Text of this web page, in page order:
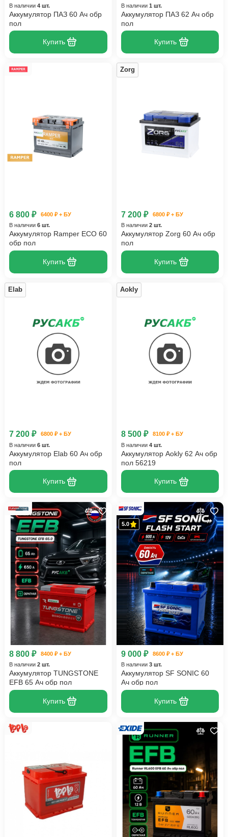
В наличии 4 шт.
Аккумулятор ПАЗ 60 Ач обр
пол
Купить
В наличии 1 шт.
Аккумулятор ПАЗ 62 Ач обр
пол
Купить
6 800 ₽
6400 ₽ + БУ
В наличии 6 шт.
Аккумулятор Ramper ECO 60
обр пол
Купить
Zorg
7 200 ₽
6800 ₽ + БУ
В наличии 2 шт.
Аккумулятор Zorg 60 Ач обр
пол
Купить
Elab
7 200 ₽
6800 ₽ + БУ
В наличии 6 шт.
Аккумулятор Elab 60 Ач обр
пол
Купить
Aokly
8 500 ₽
8100 ₽ + БУ
В наличии 4 шт.
Аккумулятор Aokly 62 Ач обр
пол 56219
Купить
8 800 ₽
8400 ₽ + БУ
В наличии 2 шт.
Аккумулятор TUNGSTONE
EFB 65 Ач обр пол
Купить
5.0
9 000 ₽
8600 ₽ + БУ
В наличии 3 шт.
Аккумулятор SF SONIC 60
Ач обр пол
Купить